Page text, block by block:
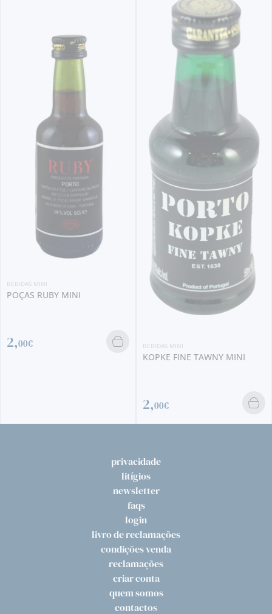
BEBIDAS MINI
BEBIDAS MINI
FAMOUS GROUSE MINI
4,
privacidade
litígios
newsletter
faqs
login
livro de reclamações
condições venda
reclamações
criar conta
quem somos
contactos